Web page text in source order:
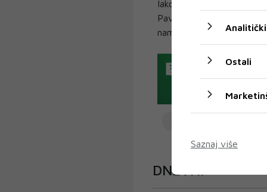
Iako je tvrdio da je vilu
Pavlović banci podigao
nametnulo opravdanu
DNEVNI
Analitički
Ostali
Saznaj više